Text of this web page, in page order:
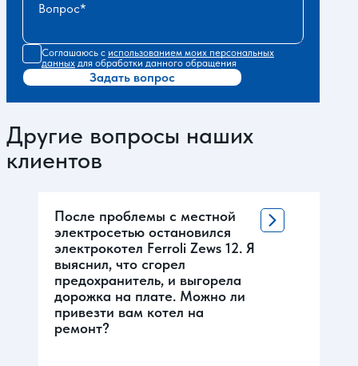
Вопрос
Соглашаюсь с использованием моих персональных
данных для обработки данного обращения
Задать вопрос
Другие вопросы наших
клиентов
После проблемы с местной
электросетью остановился
электрокотел Ferroli Zews 12. Я
выяснил, что сгорел
предохранитель, и выгорела
дорожка на плате. Можно ли
привезти вам котел на
ремонт?